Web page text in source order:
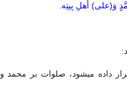
وَ(علی) أهلِ بِیتِه.
داده میشود، صلوات بر محمد و